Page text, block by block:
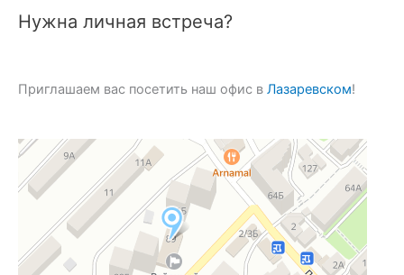
Нужна личная встреча?
Приглашаем вас посетить наш офис в Лазаревском!